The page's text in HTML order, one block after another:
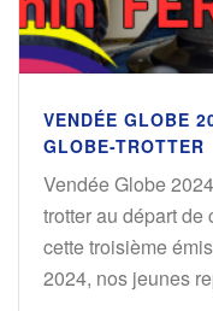
VENDÉE GLOBE
GLOBE-TROTTER
Vendée Globe
trotter au départ
cette troisième
2024, nos jeunes